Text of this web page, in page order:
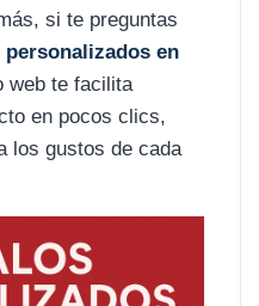
si te preguntas
en
web te facilita
en pocos clics,
los gustos de cada